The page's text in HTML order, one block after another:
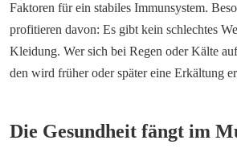
Faktoren für ein stabiles Immunsystem.
profitieren davon: Es gibt kein schlechtes
Kleidung. Wer sich bei Regen oder Kälte
den wird früher oder später eine Erkältung
Die Gesundheit fängt im